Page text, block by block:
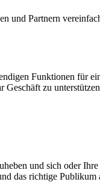
Partnern
Funktionen für
zu
und sich oder
das richtige